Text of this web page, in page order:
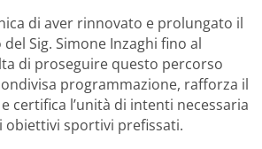
di aver rinnovato e prolungato il
Sig. Simone Inzaghi fino al
di proseguire questo percorso
programmazione, rafforza il
certifica l’unità di intenti necessaria
obiettivi sportivi prefissati.